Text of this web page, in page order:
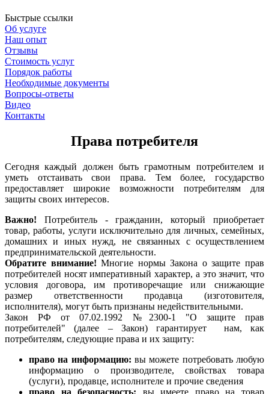
Быстрые ссылки
Об услуге
Наш опыт
Отзывы
Стоимость услуг
Порядок работы
Необходимые документы
Вопросы-ответы
Видео
Контакты
Права потребителя
Сегодня каждый должен быть грамотным потребителем и
уметь отстаивать свои права. Тем более, государство
предоставляет широкие возможности потребителям для
защиты своих интересов.
Важно! Потребитель - гражданин, который приобретает
товар, работы, услуги исключительно для личных, семейных,
домашних и иных нужд, не связанных с осуществлением
предпринимательской деятельности.
Обратите внимание!Многие нормы Закона о защите прав
потребителей носят императивный характер, а это значит, что
условия договора, им противоречащие или снижающие
размер ответственности продавца (изготовителя,
исполнителя), могут быть признаны недействительными.
Закон РФ от 07.02.1992 №2300-1 "О защите прав
потребителей" (далее – Закон) гарантирует нам, как
потребителям, следующие права и их защиту:
право на информацию: вы можете потребовать любую
информацию о производителе, свойствах товара
(услуги), продавце, исполнителе и прочие сведения
право на безопасность: вы имеете право на товар